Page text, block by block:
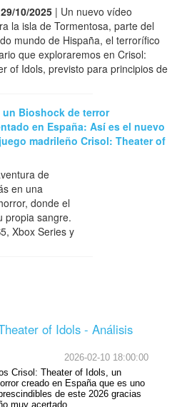
10/2025 | Un nuevo vídeo
la isla de Tormentosa, parte del
mundo de Hispaña, el terrorífico
que exploraremos en Crisol:
of Idols, previsto para principios de
un Bioshock de terror
en España: Así es el nuevo
madrileño Crisol: Theater of
de
en una
donde el
propia sangre.
Xbox Series y
of Idols - Análisis
2026-02-10 18:00:00
Crisol: Theater of Idols, un
creado en España que es uno
de este 2026 gracias
muy acertado.